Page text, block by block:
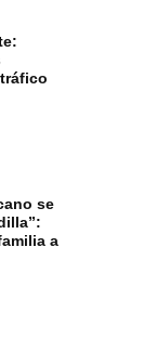
se
a